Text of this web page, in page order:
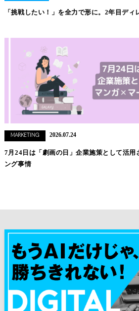
「挑戦したい！」を全力で形に。2年目ディ
MARKETING 2026.07.24
7月24日は「劇画の日」企業施策として活
ング事情